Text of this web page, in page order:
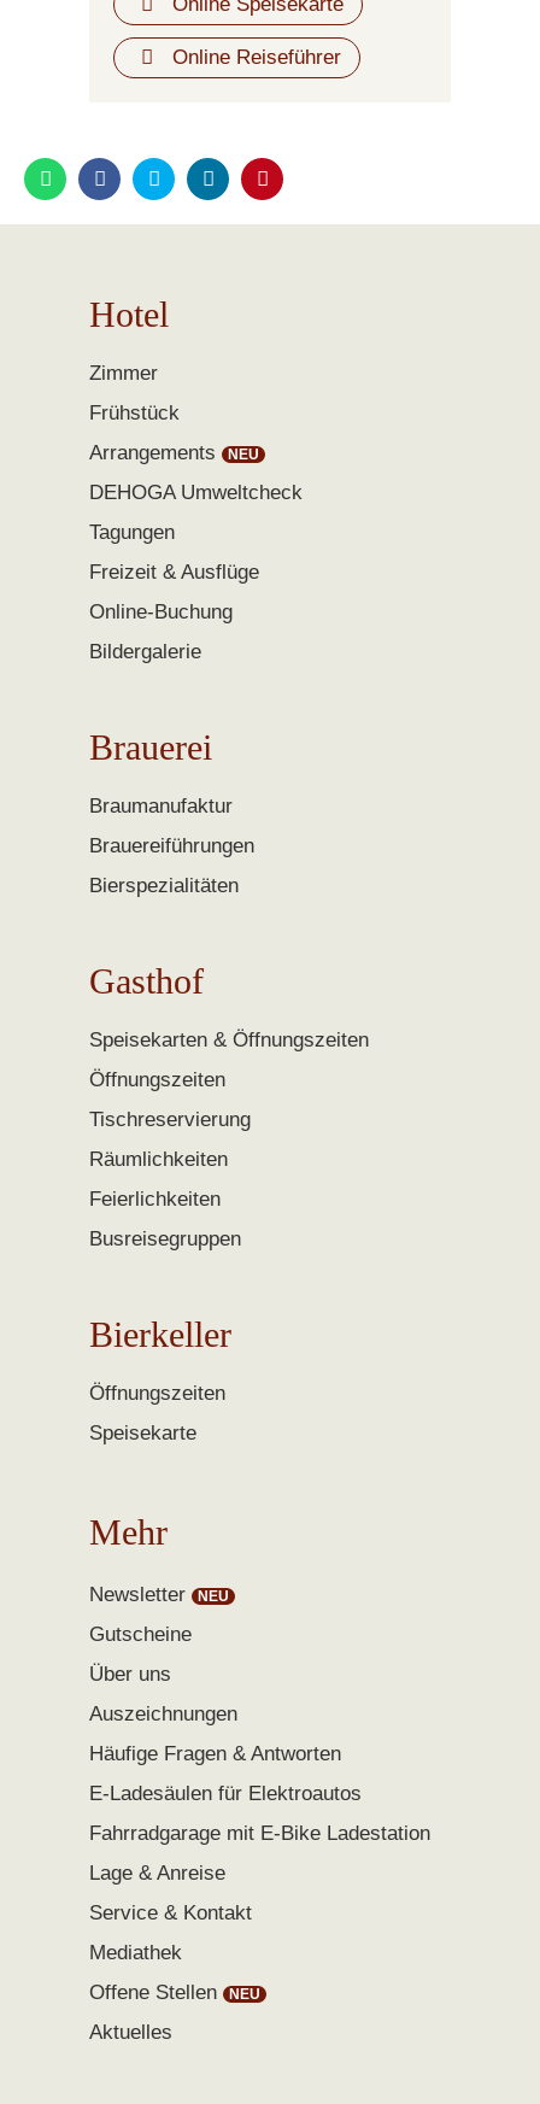
Online Reiseführer
Hotel
Zimmer
Frühstück
Arrangements
DEHOGA Umweltcheck
Tagungen
Freizeit & Ausflüge
Online-Buchung
Bildergalerie
Brauerei
Braumanufaktur
Brauereiführungen
Bierspezialitäten
Gasthof
Speisekarten & Öffnungszeiten
Öffnungszeiten
Tischreservierung
Räumlichkeiten
Feierlichkeiten
Busreisegruppen
Bierkeller
Öffnungszeiten
Speisekarte
Mehr
Newsletter
Gutscheine
Über uns
Auszeichnungen
Häufige Fragen & Antworten
E-Ladesäulen für Elektroautos
Fahrradgarage mit E-Bike Ladestation
Lage & Anreise
Service & Kontakt
Mediathek
Offene Stellen
Aktuelles